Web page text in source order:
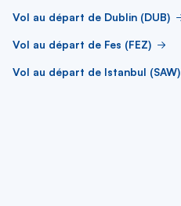
Vol au départ de Dublin (DUB)
Vol au départ de Fes (FEZ)
Vol au départ de Istanbul (SAW)